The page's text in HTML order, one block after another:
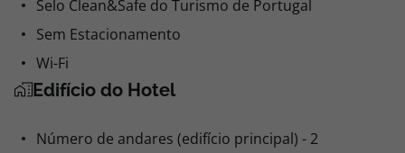
Selo Clean&Safe do Turismo de Portugal
Sem Estacionamento
Wi-Fi
Edifício do Hotel
Número de andares (edifício principal) - 2